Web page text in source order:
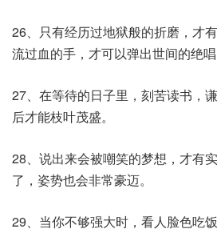
26、只有经历过地狱般的折磨，才
流过血的手，才可以弹出世间的绝唱
27、在等待的日子里，刻苦读书，
后才能枝叶茂盛。
28、说出来会被嘲笑的梦想，才有
了，姿势也会非常豪迈。
29、当你不够强大时，看人脸色吃